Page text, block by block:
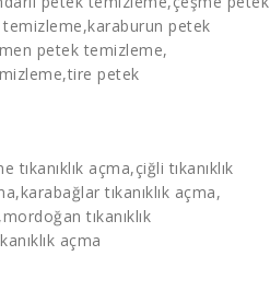
karaburun petek
petek temizleme,
,tire petek
tıkanıklık açma,çiğli tıkanıklık
,karabağlar tıkanıklık açma,
,mordoğan tıkanıklık
açma